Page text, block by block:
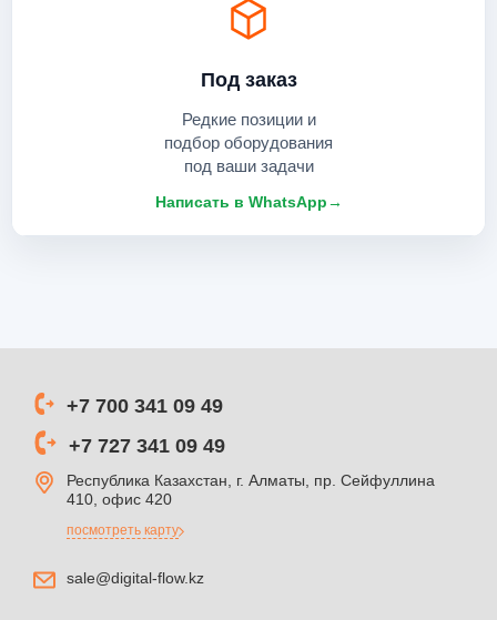
Под заказ
Редкие позиции и
подбор оборудования
под ваши задачи
Написать в WhatsApp→
+7 700 341 09 49
+7 727 341 09 49
Республика Казахстан, г. Алматы, пр. Сейфуллина
410, офис 420
посмотреть карту
sale@digital-flow.kz